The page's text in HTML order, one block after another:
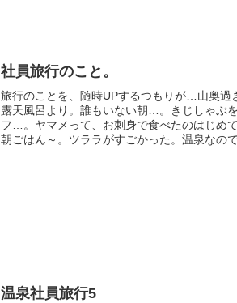
社員旅行のこと。
旅行のことを、随時UPするつもりが…山奥過
露天風呂より。誰もいない朝…。きじしゃぶ
フ…。ヤマメって、お刺身で食べたのはじめ
朝ごはん～。ツララがすごかった。温泉なの
温泉社員旅行5